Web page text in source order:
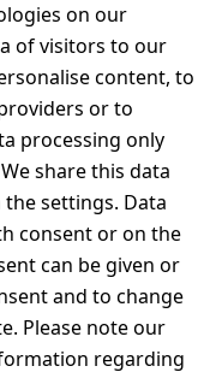
on our
of visitors to our
content, to
or to
processing only
share this data
settings. Data
consent or on the
can be given or
and to change
Please note our
regarding